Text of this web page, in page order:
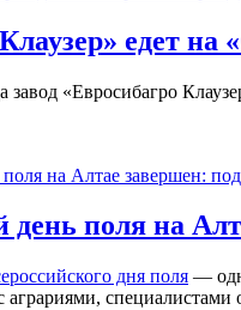
едет на
завод «Евросибагро
день поля на
дня поля —
специалистами